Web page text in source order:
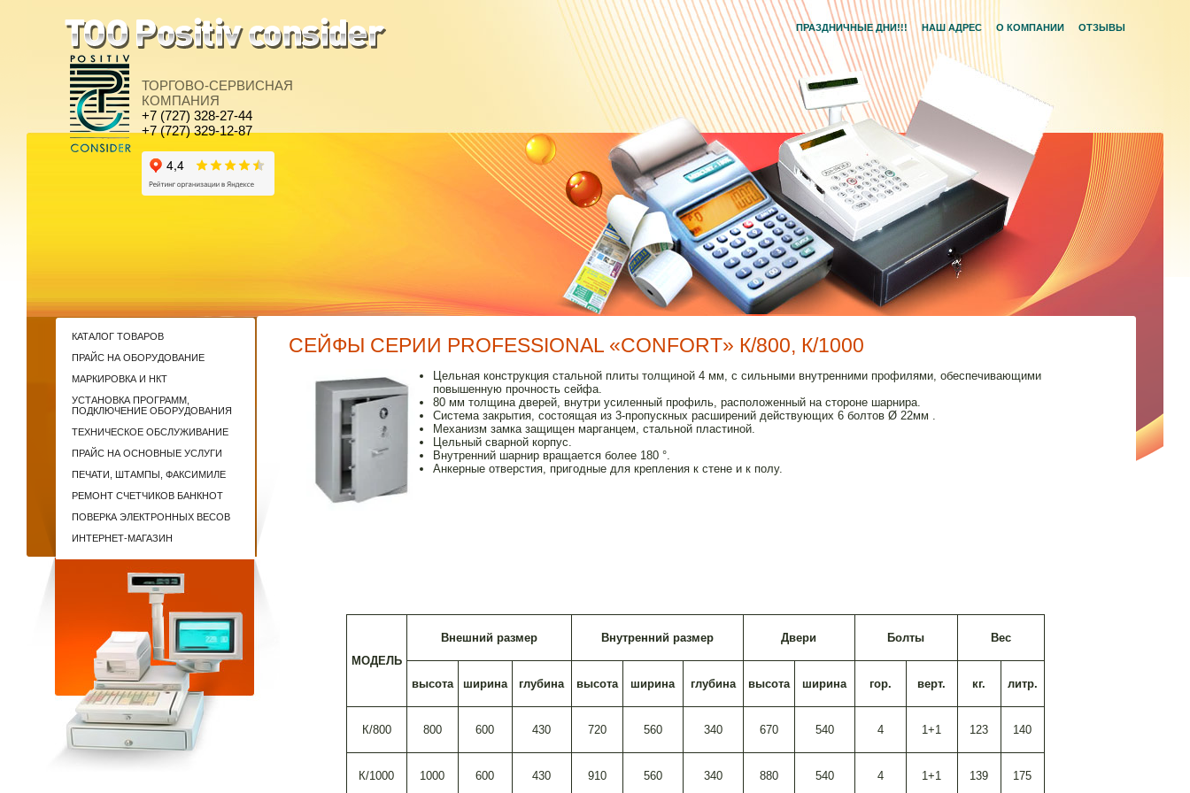
ТОРГОВО-СЕРВИСНАЯ
КОМПАНИЯ
+7 (727) 328-27-44
+7 (727) 329-12-87
ПРАЗДНИЧНЫЕ ДНИ!!! НАШ АДРЕС О КОМПАНИИ ОТЗЫВЫ
КАТАЛОГ ТОВАРОВ
ПРАЙС НА ОБОРУДОВАНИЕ
МАРКИРОВКА И НКТ
УСТАНОВКА ПРОГРАММ,
ПОДКЛЮЧЕНИЕ ОБОРУДОВАНИЯ
ТЕХНИЧЕСКОЕ ОБСЛУЖИВАНИЕ
ПРАЙС НА ОСНОВНЫЕ УСЛУГИ
ПЕЧАТИ, ШТАМПЫ, ФАКСИМИЛЕ
РЕМОНТ СЧЕТЧИКОВ БАНКНОТ
ПОВЕРКА ЭЛЕКТРОННЫХ ВЕСОВ
ИНТЕРНЕТ-МАГАЗИН
СЕЙФЫ СЕРИИ PROFESSIONAL «CONFORT» К/800, К/1000
Цельная конструкция стальной плиты толщиной 4 мм, с сильными внутренними профилями, обеспечивающими
повышенную прочность сейфа.
80 мм толщина дверей, внутри усиленный профиль, расположенный на стороне шарнира.
Система закрытия, состоящая из 3-пропускных расширений действующих 6 болтов Ø 22мм .
Механизм замка защищен марганцем, стальной пластиной.
Цельный сварной корпус.
Внутренний шарнир вращается более 180 °.
Анкерные отверстия, пригодные для крепления к стене и к полу.
МОДЕЛЬ
Внешний размер Внутренний размер Двери Болты Вес
высота ширина глубина высота ширина глубина высота ширина гор. верт. кг. литр.
К/800 800 600 430 720 560 340 670 540 4 1+1 123 140
К/1000 1000 600 430 910 560 340 880 540 4 1+1 139 175